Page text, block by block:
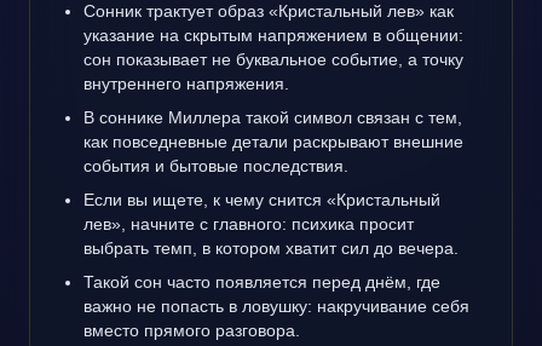
Сонник трактует образ «Кристальный лев» как
указание на скрытым напряжением в общении:
сон показывает не буквальное событие, а точку
внутреннего напряжения.
В соннике Миллера такой символ связан с тем,
как повседневные детали раскрывают внешние
события и бытовые последствия.
Если вы ищете, к чему снится «Кристальный
лев», начните с главного: психика просит
выбрать темп, в котором хватит сил до вечера.
Такой сон часто появляется перед днём, где
важно не попасть в ловушку: накручивание себя
вместо прямого разговора.